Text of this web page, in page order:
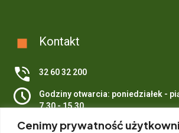
Cenimy prywatność
Kontakt
32 60 32 200
Godziny otwarcia: poniedziałek -
7.30 - 15.30
ul. Plebiscytowa 19